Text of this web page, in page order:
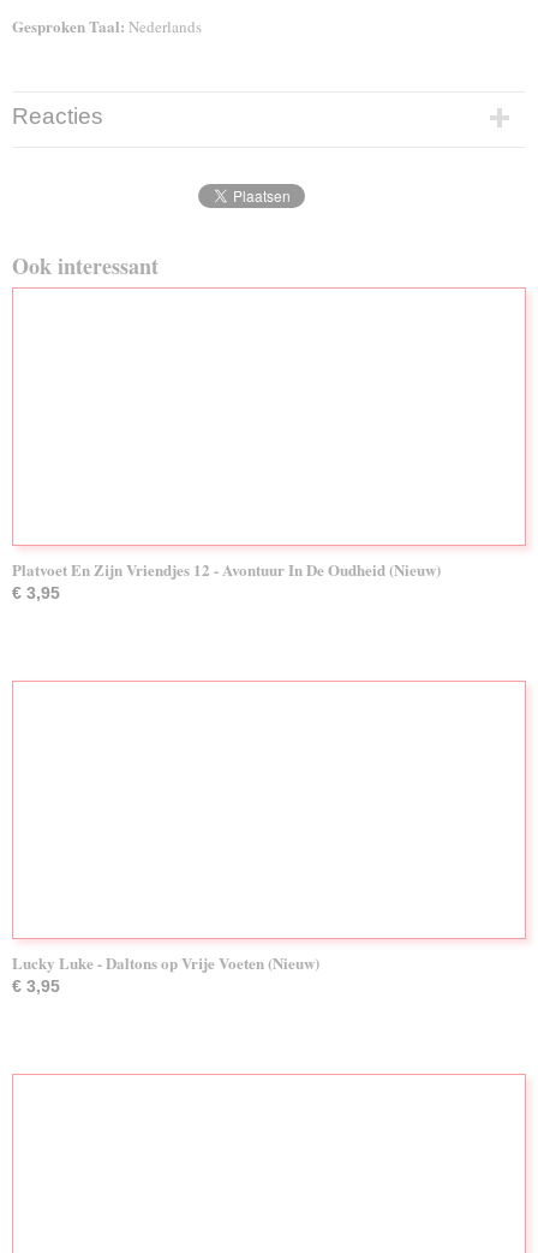
Gesproken Taal: Nederlands
Reacties
Ook interessant
Platvoet En Zijn Vriendjes 12 - Avontuur In De Oudheid (Nieuw)
€ 3,95
Lucky Luke - Daltons op Vrije Voeten (Nieuw)
€ 3,95